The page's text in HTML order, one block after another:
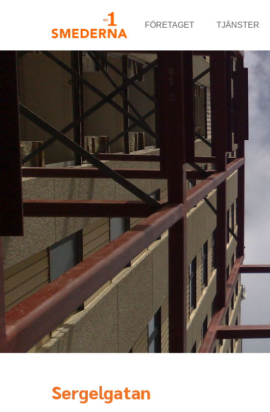
FÖRETAGET TJÄNSTER
Sergelgatan